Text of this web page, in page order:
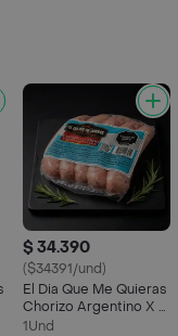
$ 34.390
($34391/und)
El Dia Que Me Quieras
Chorizo Argentino X 5
Unidades
1Und